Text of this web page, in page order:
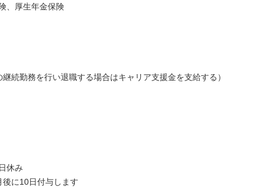
、厚生年金保険
続勤務を行い退職する場合はキャリア支援金を支給する）
休み
後に10日付与します